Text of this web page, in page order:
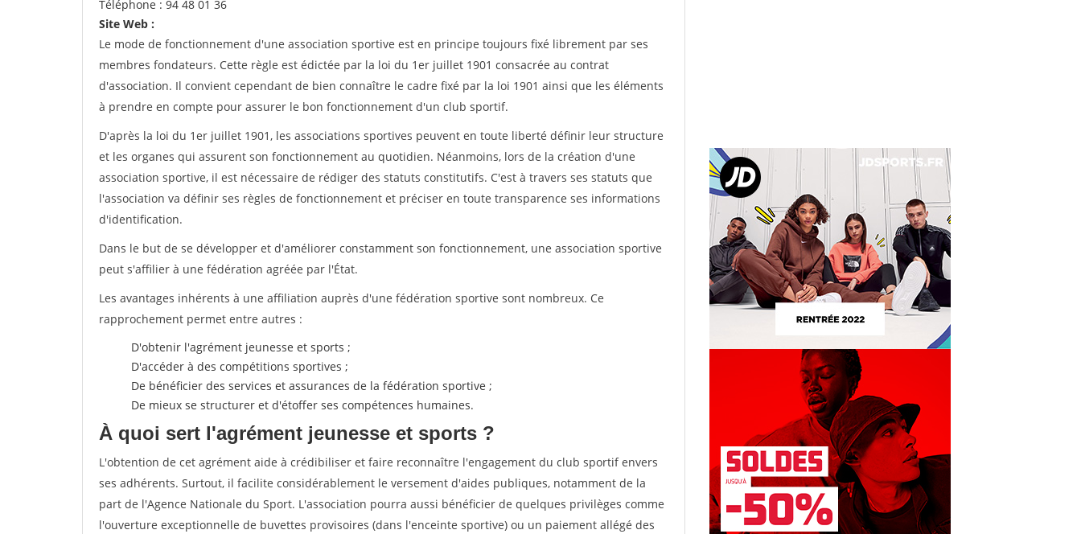
Téléphone : 94 48 01 36
Site Web :
Le mode de fonctionnement d'une association sportive est en principe toujours fixé librement par ses
membres fondateurs. Cette règle est édictée par la loi du 1er juillet 1901 consacrée au contrat
d'association. Il convient cependant de bien connaître le cadre fixé par la loi 1901 ainsi que les éléments
à prendre en compte pour assurer le bon fonctionnement d'un club sportif.
D'après la loi du 1er juillet 1901, les associations sportives peuvent en toute liberté définir leur structure
et les organes qui assurent son fonctionnement au quotidien. Néanmoins, lors de la création d'une
association sportive, il est nécessaire de rédiger des statuts constitutifs. C'est à travers ses statuts que
l'association va définir ses règles de fonctionnement et préciser en toute transparence ses informations
d'identification.
Dans le but de se développer et d'améliorer constamment son fonctionnement, une association sportive
peut s'affilier à une fédération agréée par l'État.
Les avantages inhérents à une affiliation auprès d'une fédération sportive sont nombreux. Ce
rapprochement permet entre autres :
D'obtenir l'agrément jeunesse et sports ;
D'accéder à des compétitions sportives ;
De bénéficier des services et assurances de la fédération sportive ;
De mieux se structurer et d'étoffer ses compétences humaines.
À quoi sert l'agrément jeunesse et sports ?
L'obtention de cet agrément aide à crédibiliser et faire reconnaître l'engagement du club sportif envers
ses adhérents. Surtout, il facilite considérablement le versement d'aides publiques, notamment de la
part de l'Agence Nationale du Sport. L'association pourra aussi bénéficier de quelques privilèges comme
l'ouverture exceptionnelle de buvettes provisoires (dans l'enceinte sportive) ou un paiement allégé des